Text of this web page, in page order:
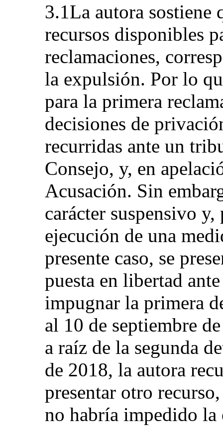
3.1La autora sostiene
recursos disponibles
reclamaciones,
la expulsión. Por lo
para la primera
decisiones de
recurridas ante un
Consejo, y, en
Acusación. Sin
carácter suspensivo
ejecución de una
presente caso, se
puesta en libertad
impugnar la primera
al 10 de septiembre
a raíz de la segunda
de 2018, la autora
presentar otro
no habría impedido la